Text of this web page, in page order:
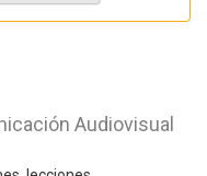
Audiovisual